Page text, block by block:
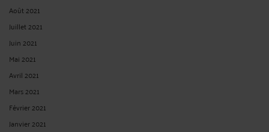
Août 2021
Juillet 2021
Juin 2021
Mai 2021
Avril 2021
Mars 2021
Février 2021
Janvier 2021